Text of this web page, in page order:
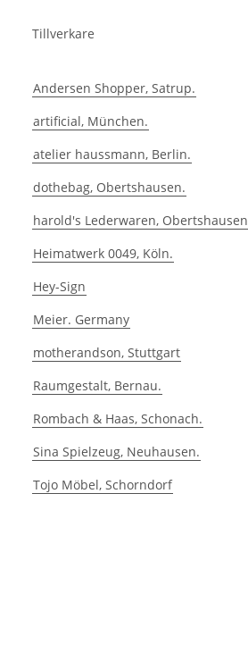
Tillverkare
Andersen Shopper, Satrup.
artificial, München.
atelier haussmann, Berlin.
dothebag, Obertshausen.
harold's Lederwaren, Obertshausen
Heimatwerk 0049, Köln.
Hey-Sign
Meier. Germany
motherandson, Stuttgart
Raumgestalt, Bernau.
Rombach & Haas, Schonach.
Sina Spielzeug, Neuhausen.
Tojo Möbel, Schorndorf